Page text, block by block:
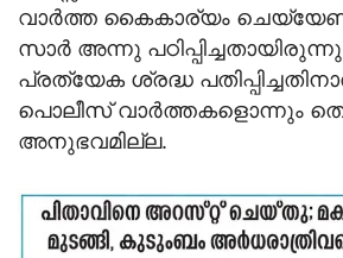
വാര്‍ത്ത കൈകാര്യം
സാര്‍ അന്നു
പ്രത്യേക ശ്രദ്ധ
പൊലീസ് വാര്‍ത്തകളൊന്നും
അനുഭവമില്ല.